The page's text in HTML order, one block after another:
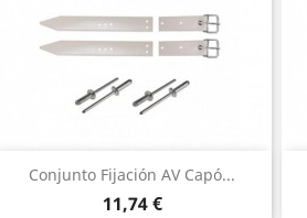
Conjunto Fijación AV Capó...
Precio
11,74 €
Vista rápida